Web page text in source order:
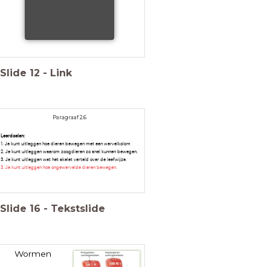
Slide 12 - Link
Paragraaf 2.6
Leerdoelen:
1. Je kunt uitleggen hoe dieren bewegen met een wervelkolom
2. Je kunt uitleggen waarom zoogdieren zo snel kunnen bewegen.
3. Je kunt uitleggen wat het skelet verteld over de leefwijze.
3. Je kunt uitleggen hoe ongewervelde dieren bewegen.
Slide 16 - Tekstslide
Wormen